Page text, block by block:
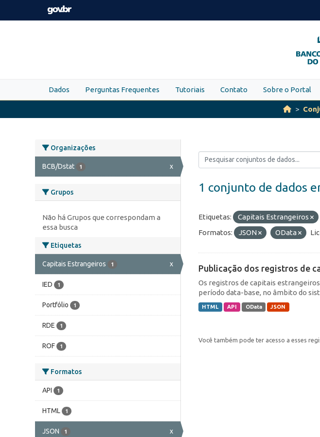
Skip to main content
Dados Perguntas Frequentes Tutoriais Contato Sobre o Portal
Organizações
BCB/Dstat 1 x
Grupos
Não há Grupos que correspondam a
essa busca
Etiquetas
Capitais Estrangeiros 1 x
IED 1
Portfólio 1
RDE 1
ROF 1
Formatos
API 1
HTML 1
JSON 1 x
1 conjunto de dados
Etiquetas: Capitais Estrangeiros
Formatos:
JSON OData
Publicação dos registros de
Os registros de capitais
período data-base, no âmbito do
HTML API OData JSON
Você também pode ter acesso a esses